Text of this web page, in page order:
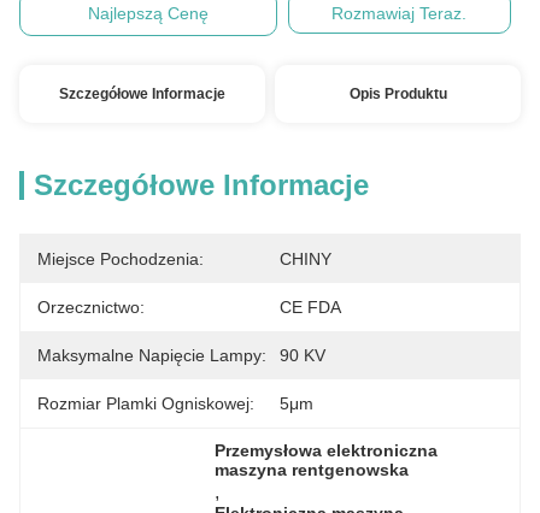
Najlepszą Cenę Rozmawiaj Teraz.
Szczegółowe Informacje Opis Produktu
Szczegółowe Informacje
Miejsce Pochodzenia: CHINY
Orzecznictwo: CE FDA
Maksymalne Napięcie Lampy: 90 KV
Rozmiar Plamki Ogniskowej: 5μm
Przemysłowa elektroniczna
maszyna rentgenowska
,